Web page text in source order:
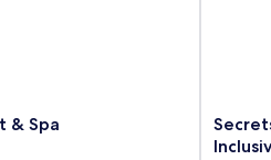
& Spa
Secrets
The